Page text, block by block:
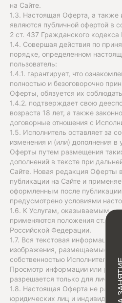
ЗАПИСАТЬСЯ НА ЗАНЯТИЕ
на Сайте.
1.3. Настоящая Оферта, а также
являются публичной офертой в
2 ст. 437 Гражданского
1.4. Совершая действия по
порядке, определенном
пользователь:
1.4.1. гарантирует, что
полностью и безоговорочно
Оферты, обязуется их
1.4.2. подтверждает свою
возраста 18 лет, а также
договорные отношения с
1.5. Исполнитель оставляет за
изменения и (или) дополнения в
Оферты путем размещения
дополнений в тексте при
Сайте. Новая редакция Оферты
публикации на Сайте и
оформленным после
предусмотрено условиями
1.6. К Услугам, оказываемым на
применяются положения ст.
Российской Федерации.
1.7. Вся текстовая информация
изображения, размещаемые на
собственностью Исполнителя
Просмотр информации или
разрешается только для
1.8. Настоящая Оферта не
юридических лиц и